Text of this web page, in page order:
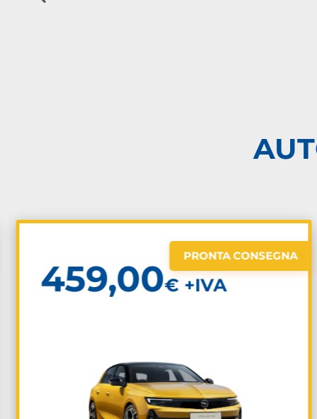
459,00€ +IVA
PRONTA CONSEGNA